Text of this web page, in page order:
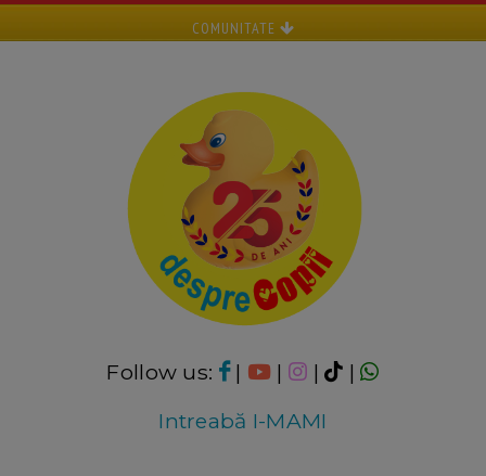
COMUNITATE
Follow us: | | |
|
Intreabă I-MAMI